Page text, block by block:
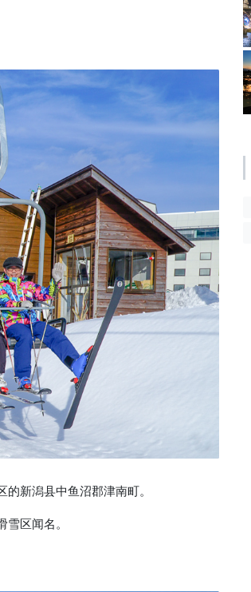
新潟县中鱼沼郡津南町。
区闻名。